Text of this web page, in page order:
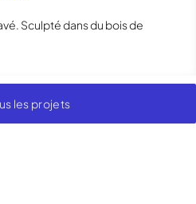
Sculpté dans du bois de
les projets